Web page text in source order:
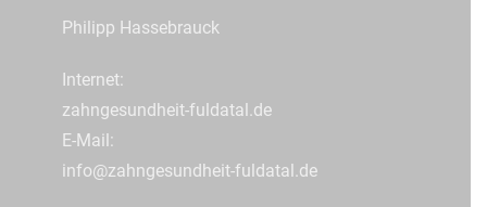
Philipp Hassebrauck
Internet:
zahngesundheit-fuldatal.de
E-Mail:
info@zahngesundheit-fuldatal.de